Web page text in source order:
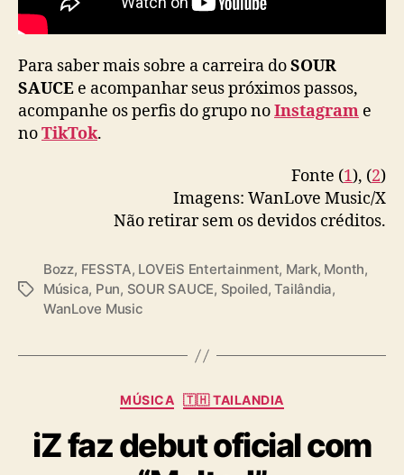
Para saber mais sobre a carreira doSOUR
SAUCE e acompanhar seus próximos passos,
acompanhe os perfis do grupo noInstagram e
noTikTok.
Fonte (1), (2)
Imagens: WanLove Music/X
Não retirar sem os devidos créditos.
T
Bozz, FESSTA, LOVEiS Entertainment, Mark, Month,
Música, Pun, SOUR SAUCE, Spoiled,Tailândia,
WanLove Music
C
t
e
MÚSICA 🇹🇭 TAILANDIA
iZ faz debut oficial com